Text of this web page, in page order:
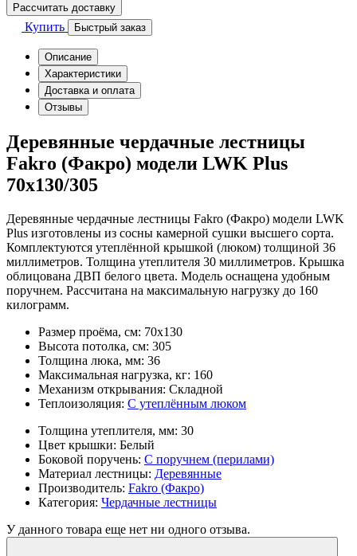
Рассчитать доставку
Купить Быстрый заказ
Описание
Характеристики
Доставка и оплата
Отзывы
Деревянные чердачные лестницы
Fakro (Факро) модели LWK Plus
70x130/305
Деревянные чердачные лестницы Fakro (Факро) модели LWK
Plus изготовлены из сосны камерной сушки высшего сорта.
Комплектуются утеплённой крышкой (люком) толщиной 36
миллиметров. Толщина утеплителя 30 миллиметров. Крышка
облицована ДВП белого цвета. Модель оснащена удобным
поручнем. Рассчитана на максимальную нагрузку до 160
килограмм.
Размер проёма, см: 70x130
Высота потолка, см: 305
Толщина люка, мм: 36
Максимальная нагрузка, кг: 160
Механизм открывания: Складной
Теплоизоляция: С утеплённым люком
Толщина утеплителя, мм: 30
Цвет крышки: Белый
Боковой поручень: С поручнем (перилами)
Материал лестницы: Деревянные
Производитель: Fakro (Факро)
Категория: Чердачные лестницы
У данного товара еще нет ни одного отзыва.